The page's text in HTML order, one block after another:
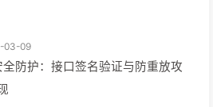
03-09
全防护：接口签名验证与防重放攻